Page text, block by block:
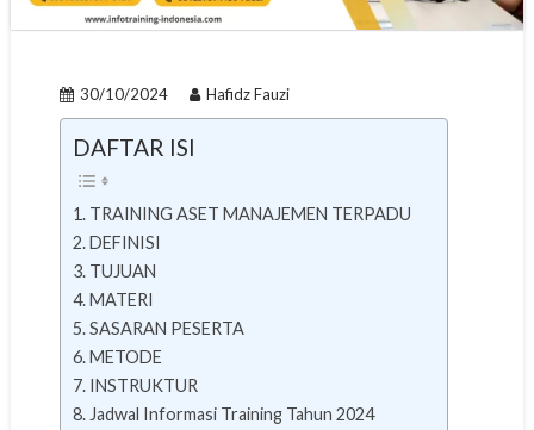
30/10/2024 Hafidz Fauzi
DAFTAR ISI
TRAINING ASET MANAJEMEN TERPADU
DEFINISI
TUJUAN
MATERI
SASARAN PESERTA
METODE
INSTRUKTUR
Jadwal Informasi Training Tahun 2024